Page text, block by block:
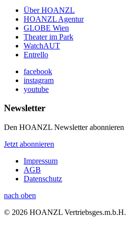
Über HOANZL
HOANZL Agentur
GLOBE Wien
Theater im Park
WatchAUT
Entrello
facebook
instagram
youtube
Newsletter
Den HOANZL Newsletter abonnieren
Jetzt abonnieren
Impressum
AGB
Datenschutz
nach oben
© 2026 HOANZL Vertriebsges.m.b.H.